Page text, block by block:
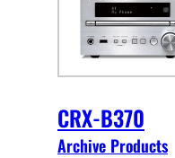
CRX-B370
Archive Products